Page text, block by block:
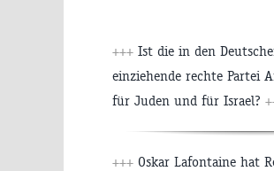
+++ Ist die in den
einziehende rechte Partei
für Juden und für Israel?
+++ Oskar Lafontaine hat